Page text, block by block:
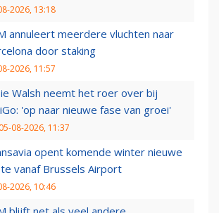
2026, 13:18
annuleert meerdere vluchten naar
door staking
2026, 11:57
Walsh neemt het roer over bij
'op naar nieuwe fase van groei'
05-08-2026, 11:37
opent komende winter nieuwe
vanaf Brussels Airport
2026, 10:46